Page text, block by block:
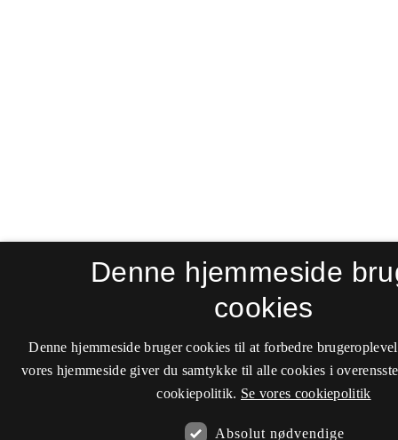
Denne hjemmeside
cookies
Denne hjemmeside bruger cookies til at forbedre
vores hjemmeside giver du samtykke til alle cookies i
cookiepolitik. Se vores cookiepolitik
Absolut nødvendige